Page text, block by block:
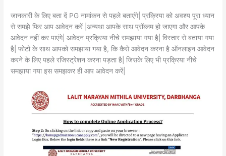
जानकारी के लिए बता दें PG नामांकन से पहले बताएंगे| प्रक्रिया को अवश्य पूरा ध्यान
से समझे फिर आप आवेदन करें |अन्यथा आपके साथ प्रॉब्लम हो जाएगा और आपके
आवेदन नहीं कर पाएंगे| आवेदन प्रक्रिया नीचे समझाया गया है| विस्तार से बताया गया
है| फोटो के साथ आपको समझाया गया है, कि कैसे आवेदन करना है ऑनलाइन आवेदन
करने के लिए पहले रजिस्ट्रेशन करना पड़ता है| जिसके लिए भी प्रक्रिया नीचे
समझाया गया इस समझकर ही आप आवेदन करें|